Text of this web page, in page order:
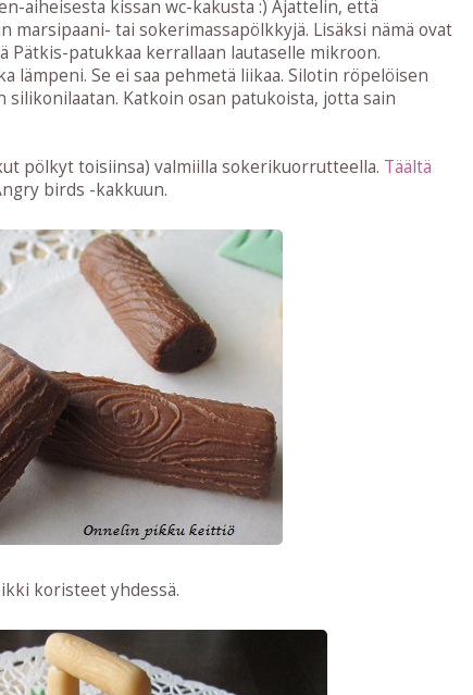
aiheisesta kissan wc-kakusta :) Ajattelin, että
marsipaani- tai sokerimassapölkkyjä. Lisäksi nämä ovat
Pätkis-patukkaa kerrallaan lautaselle mikroon.
lämpeni. Se ei saa pehmetä liikaa. Silotin röpelöisen
Katkoin osan patukoista, jotta sain
pölkyt toisiinsa) valmiilla sokerikuorrutteella. Täältä
birds -kakkuun.
koristeet yhdessä.